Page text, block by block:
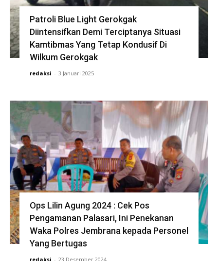
Patroli Blue Light Gerokgak
Diintensifkan Demi Terciptanya Situasi
Kamtibmas Yang Tetap Kondusif Di
Wilkum Gerokgak
redaksi - 3 Januari 2025
Ops Lilin Agung 2024 : Cek Pos
Pengamanan Palasari, Ini Penekanan
Waka Polres Jembrana kepada Personel
Yang Bertugas
redaksi - 23 Desember 2024